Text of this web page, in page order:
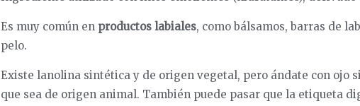
Es muy común en productos labiales, como bálsamos, barras de
pelo.
Existe lanolina sintética y de origen vegetal, pero ándate con ojo
que sea de origen animal. También puede pasar que la etiqueta